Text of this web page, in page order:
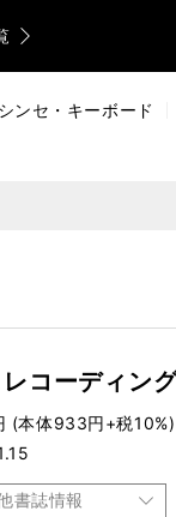
ンセ・キーボード
コーディン
(本体933円+税10%)
書誌情報